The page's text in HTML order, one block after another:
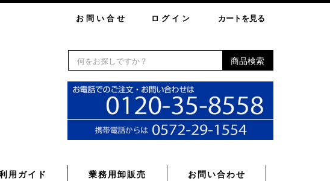
お問い合せ ログイン カートを見る
商品検索
用ガイド 業務用卸販売 お問い合わせ